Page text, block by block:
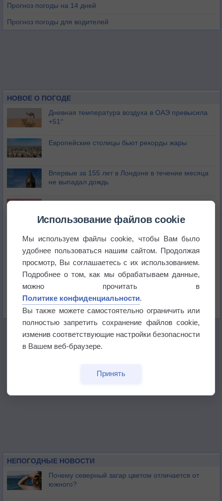
Прогноз погоды на 14 дней
Прогноз погоды для водителей
НОВОЕ О ПОГОДЕ
Дневная температура воздуха в ОАЭ превысила
+51°
Европейские столицы бьют рекорды жары
Впервые за 155 лет в Лондоне в течение месяца
не выпадал дождь
Лето продолжит щедро раздавать своё тепло!
Погода в Краснодаре 5 августа
Погода в Санкт-Петербурге 5 августа
НЕПОГОДНЫЕ НОВОСТИ
Почему северный загар цветом отличается от
южного?
Использование файлов cookie
Мы используем файлы cookie, чтобы Вам было
удобнее пользоваться нашим сайтом. Продолжая
просмотр, Вы соглашаетесь с их использованием.
Подробнее о том, как мы обрабатываем данные,
можно прочитать в
Политике конфиденциальности.
Вы также можете самостоятельно ограничить или
полностью запретить сохранение файлов cookie,
изменив соответствующие настройки безопасности
в Вашем веб-браузере.
Принять